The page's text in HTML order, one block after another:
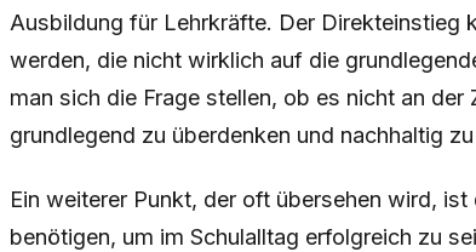
Ausbildung für Lehrkräfte. Der Direkteinstieg
werden, die nicht wirklich auf die
man sich die Frage stellen, ob es nicht an
grundlegend zu überdenken und nachhaltig
Ein weiterer Punkt, der oft übersehen wird,
benötigen, um im Schulalltag erfolgreich zu